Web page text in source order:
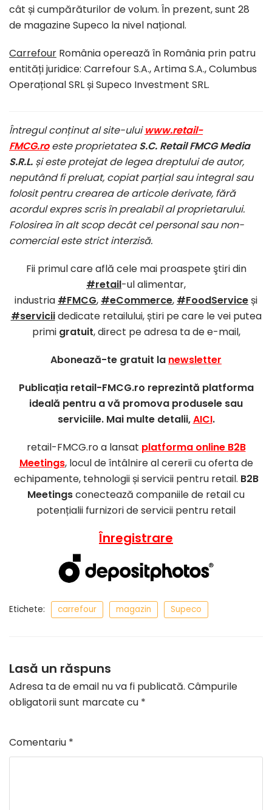
cât și cumpărăturilor de volum. În prezent, sunt 28
de magazine Supeco la nivel național.
Carrefour România operează în România prin patru
entități juridice: Carrefour S.A., Artima S.A., Columbus
Operațional SRL și Supeco Investment SRL.
Întregul conținut al site-uluiwww.retail-
FMCG.roeste proprietateaS.C. Retail FMCG Media
S.R.L. și este protejat de legea dreptului de autor,
neputând fi preluat, copiat parțial sau integral sau
folosit pentru crearea de articole derivate, fără
acordul expres scris în prealabil al proprietarului.
Folosirea în alt scop decât cel personal sau non-
comercial este strict interzisă.
Fii primul care află cele mai proaspete ştiri din
#retail-ul alimentar,
industria #FMCG, #eCommerce, #FoodServiceși
#serviciidedicate retailului, știri pe care le vei putea
primi gratuit, direct pe adresa ta de e-mail,
Abonează-te gratuit la newsletter
Publicația retail-FMCG.ro reprezintă platforma
ideală pentru a vă promova produsele sau
serviciile. Mai multe detalii,AICI.
retail-FMCG.ro a lansat platforma online B2B
Meetings, locul de întâlnire al cererii cu oferta de
echipamente, tehnologii și servicii pentru retail. B2B
Meetingsconectează companiile de retail cu
potențialii furnizori de servicii pentru retail
Înregistrare
Etichete: carrefour magazin Supeco
Lasă un răspuns
Adresa ta de email nu va fi publicată. Câmpurile
obligatorii sunt marcate cu *
Comentariu *